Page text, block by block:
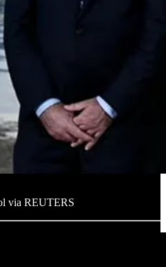
via REUTERS